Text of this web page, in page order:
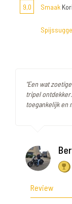
9,0 Smaak
"Een wat
tripel
toegankelijk en
Review